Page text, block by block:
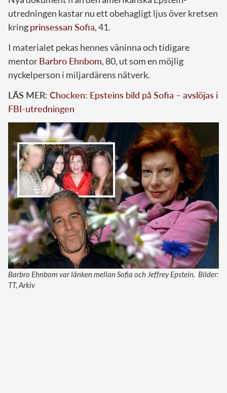
utredningen kastar nu ett obehagligt ljus över kretsen
kringprinsessan Sofia, 41.
I materialet pekas hennes väninna och tidigare
mentorBarbro Ehnbom, 80, ut som en möjlig
nyckelperson i miljardärens nätverk.
LÄS MER: Chocken: Epsteins bild på Sofia – avslöjas i
FBI-utredningen
Barbro Ehnbom var länken mellan Sofia och Jeffrey Epstein. Bilder:
TT, Arkiv